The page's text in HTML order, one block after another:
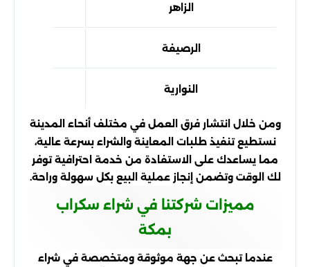
الزاهر
الرصيفة
النوارية
ومن خلال انتشار فرق العمل في مختلف أنحاء المدينة
نستطيع تنفيذ طلبات المعاينة والشراء بسرعة عالية،
مما يساعدك على الاستفادة من خدمة احترافية توفر
لك الوقت وتضمن إنجاز عملية البيع بكل سهولة وراحة.
مميزات شركتنا في شراء سكراب
بمكة
عندما تبحث عن جهة موثوقة ومتخصصة في شراء